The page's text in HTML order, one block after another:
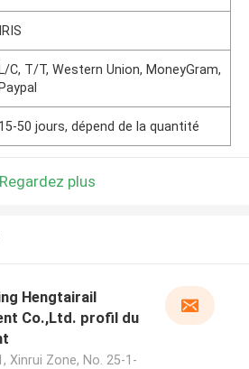
IRIS
C, T/T, Western Union, MoneyGram,
15-50 jours, dépend de la quantité
Regardez plus
Hengtairail
Co.,Ltd. profil du
Xinrui Zone, No. 25-1-